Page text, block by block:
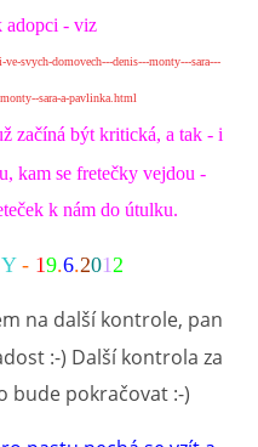
adopci - viz
svych-domovech---denis---monty---sara---
sara-a-pavlinka.html
začíná být kritická, a tak - i
kam se fretečky vejdou -
k nám do útulku.
Y- 19.6.2012
na další kontrole, pan
:-) Další kontrola za
bude pokračovat :-)